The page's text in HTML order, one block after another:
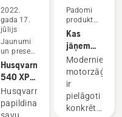
2022.
gada 17.
jūlijs
Jaunumi
un preses
relīzes
Husqvarna
540 XP®
Mark III
un
Husqvarna
Husqvarna
papildina
savu
Padomi
produktu
iegādei
Kas
jāņem
vēra
iegādājoties
motorzāģi
Modernie
motorzāģi
ir
pielāgoti
konkrētiem